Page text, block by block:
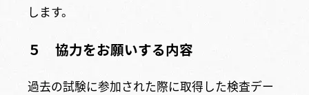
します。
５ 協力をお願いする内容
過去の試験に参加された際に取得した検査デー